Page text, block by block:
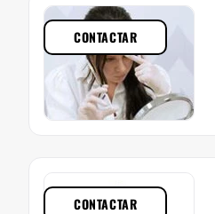
CONTACTAR
CONTACTAR